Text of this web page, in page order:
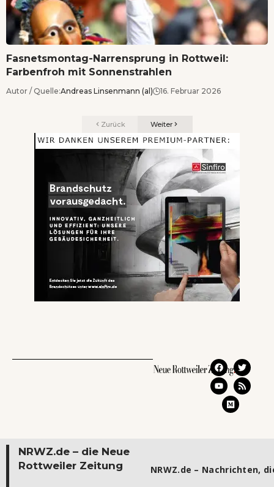
Fasnetsmontag-Narrensprung in Rottweil:
Farbenfroh mit Sonnenstrahlen
Autor / Quelle:Andreas Linsenmann (al) 16. Februar 2026
Zurück Weiter
NRWZ.de – die Neue
Rottweiler Zeitung
NRWZ.de – Nachrichten,